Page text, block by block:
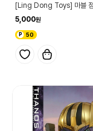
[Ling Dong Toys] 마블 점
5,000
50